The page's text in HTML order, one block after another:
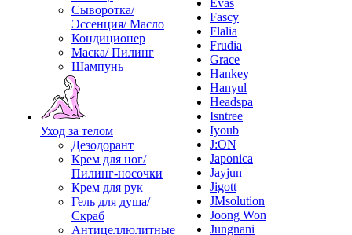
Сыворотка/
Эссенция/ Масло
Кондиционер
Маска/ Пилинг
Шампунь
Уход за телом
Дезодорант
Крем для ног/
Пилинг-носочки
Крем для рук
Гель для душа/
Скраб
Антицеллюлитные
Evas
Fascy
Flalia
Frudia
Grace
Hankey
Hanyul
Headspa
Isntree
Iyoub
J:ON
Japonica
Jayjun
Jigott
JMsolution
Joong Won
Jungnani